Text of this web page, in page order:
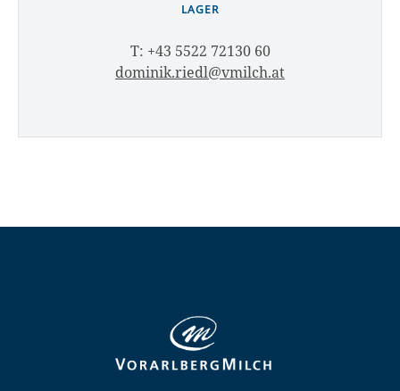
LAGER
T: +43 5522 72130 60
dominik.riedl@vmilch.at